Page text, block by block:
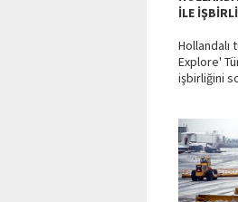
İLE
Hollandalı
Explore'
işbirliğini